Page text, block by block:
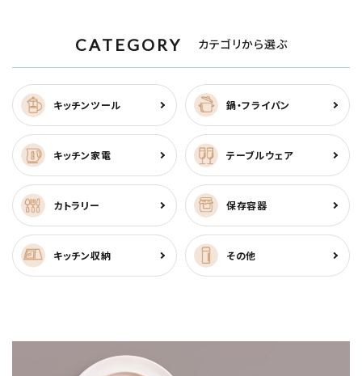
CATEGORY カテゴリから選ぶ
キッチンツール 鍋・フライパン
キッチン家電 テーブルウェア
カトラリー 保存容器
キッチン収納 その他